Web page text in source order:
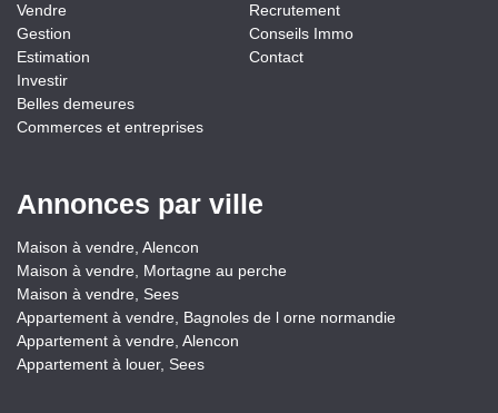
Vendre
Gestion
Estimation
Investir
Belles demeures
Commerces et entreprises
Recrutement
Conseils Immo
Contact
Annonces par ville
Maison à vendre, Alencon
Maison à vendre, Mortagne au perche
Maison à vendre, Sees
Appartement à vendre, Bagnoles de l orne normandie
Appartement à vendre, Alencon
Appartement à louer, Sees